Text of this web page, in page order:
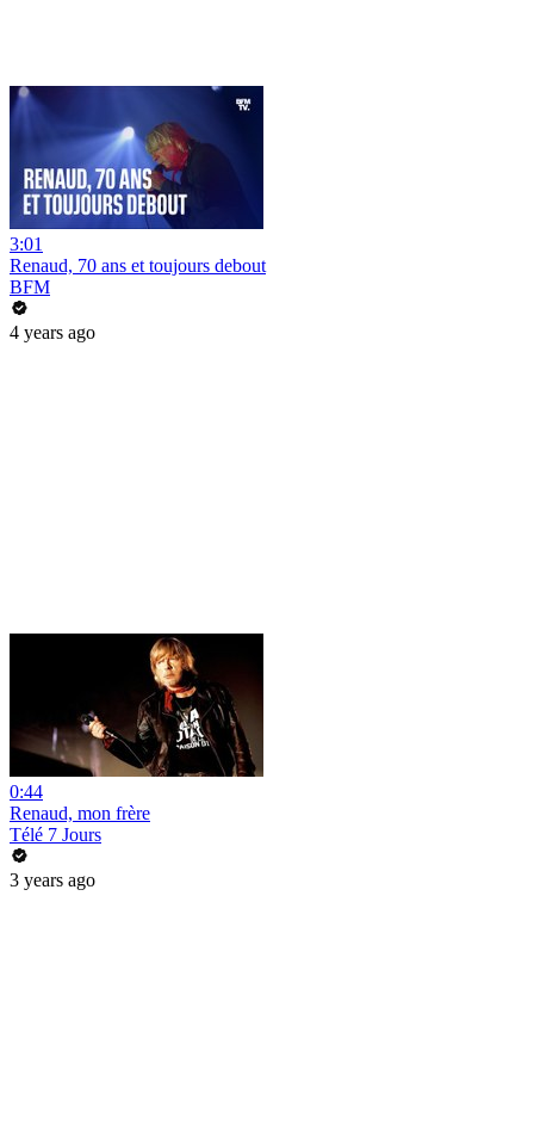
3:01
Renaud, 70 ans et toujours debout
BFM
4 years ago
0:44
Renaud, mon frère
Télé 7 Jours
3 years ago